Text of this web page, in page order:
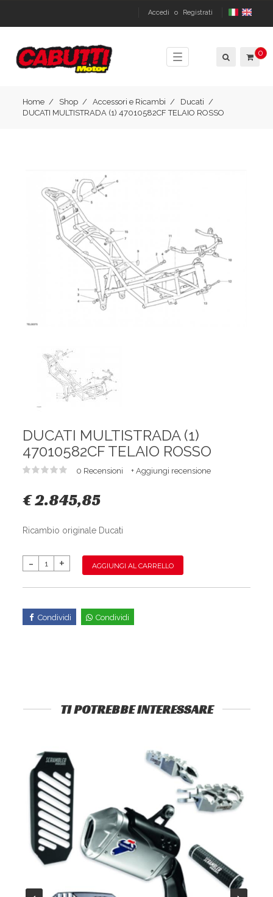
Accedi o Registrati
Toggle
navigation
0
Home Shop Accessori e Ricambi
Ducati
DUCATI MULTISTRADA (1) 47010582CF TELAIO ROSSO
DUCATI MULTISTRADA (1)
47010582CF TELAIO ROSSO
0 Recensioni + Aggiungi recensione
€ 2.845,85
Ricambio originale Ducati
AGGIUNGI AL CARRELLO
Condividi Condividi
TI POTREBBE INTERESSARE